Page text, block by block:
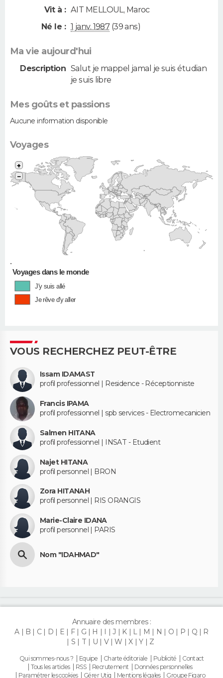
Vit à : AIT MELLOUL, Maroc
Né le : 1 janv. 1987(39 ans)
Ma vie aujourd'hui
Description Salut je mappel jamal je suis étudian
je suis libre
Mes goûts et passions
Aucune information disponible
Voyages
•
+
−
Voyages dans le monde
J'y suis allé
Je rêve d'y aller
VOUS RECHERCHEZ PEUT-ÊTRE
Issam IDAMAST
profil professionnel | Residence - Réceptionniste
Francis IPAMA
profil professionnel | spb services - Electromecanicien
Salmen HITANA
profil professionnel | INSAT - Etudient
Najet HITANA
profil personnel | BRON
Zora HITANAH
profil personnel | RIS ORANGIS
Marie-Claire IDANA
profil personnel | PARIS
Nom "IDAHMAD"
Annuaire des membres :
A
B C D E F G H J K L M N O P Q
R
S
T U V W X Y Z
Qui sommes-nous ? Equipe Charte éditoriale Publicité
Contact
Tous les articles
RSS Recrutement
Données personnelles
Paramétrer les cookies
Gérer Utiq Mentions légales Groupe Figaro